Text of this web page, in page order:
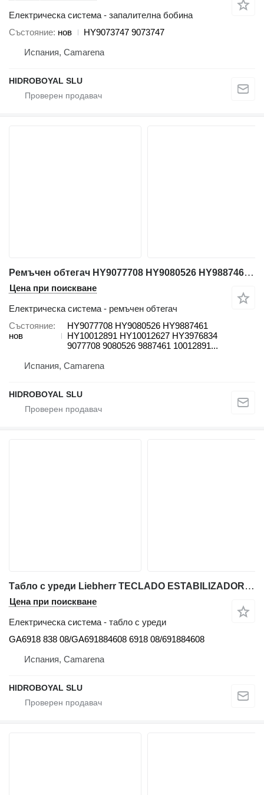
Електрическа система - запалителна бобина
Състояние нов
HY9073747 9073747
Испания, Camarena
HIDROBOYAL SLU
Ремъчен обтегач HY9077708 HY9080526 HY9887461 HY10012891 HY10012627 HY3976834 за автокран Liebherr LTM VARIOS
Цена при поискване
Електрическа система - ремъчен обтегач
Състояние
нов
HY9077708 HY9080526 HY9887461
HY10012891 HY10012627 HY3976834
9077708 9080526 9887461 10012891...
Испания, Camarena
HIDROBOYAL SLU
Табло с уреди Liebherr TECLADO ESTABILIZADORES GA6918 за автокран Liebherr LTM CRANE
Цена при поискване
Електрическа система - табло с уреди
GA6918 838 08/GA691884608 6918 08/691884608
Испания, Camarena
HIDROBOYAL SLU